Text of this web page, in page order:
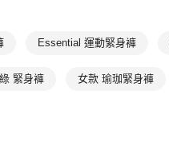
Essential 運動緊身褲
緊身褲 女款 瑜珈緊身褲